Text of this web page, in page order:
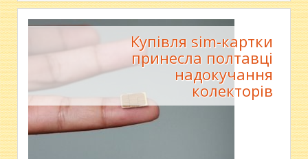
Купівля sim-картки
принесла полтавці
надокучання
колекторів